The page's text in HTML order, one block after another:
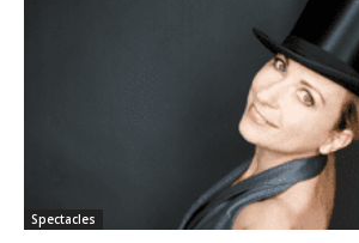
Spectacles